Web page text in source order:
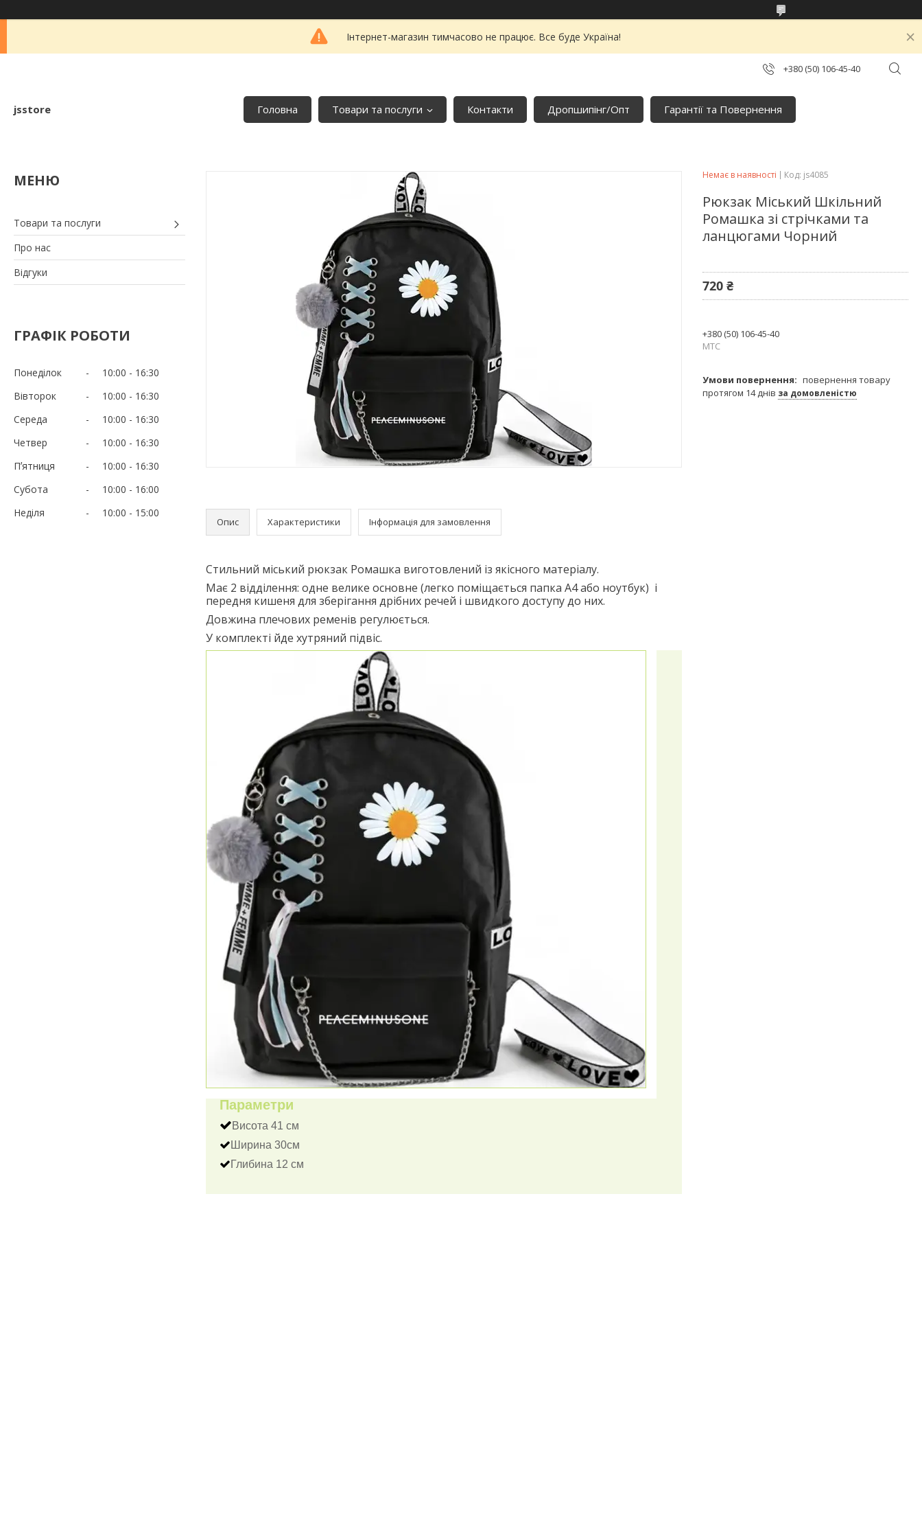
Інтернет-магазин тимчасово не працює. Все буде Україна!
+380 (50) 106-45-40
jsstore Головна Товари та послуги Контакти Дропшипінг/Опт Гарантії та Повернення
Товари та послуги
Про нас
Відгуки
ГРАФІК РОБОТИ
Понеділок 10:00
16:30
Вівторок
10:00
16:30
Середа
10:00
16:30
Четвер
10:00
16:30
Пʼятниця
10:00
16:30
Субота
10:00
16:00
Неділя
10:00 15:00
Опис Характеристики Інформація для замовлення
Стильний міський рюкзак Ромашка виготовлений із якісного матеріалу.
Має 2 відділення: одне велике основне (легко поміщається папка А4 або ноутбук) і
передня кишеня для зберігання дрібних речей і швидкого доступу до них.
Довжина плечових ременів регулюється.
У комплекті йде хутряний підвіс.
Параметри
Висота 41 см
Ширина 30см
Глибина 12 см
Немає в наявності Код: js4085
Рюкзак Міський Шкільний
Ромашка зі стрічками та
ланцюгами Чорний
720 ₴
+380 (50) 106-45-40
МТС
повернення товару
протягом 14 днів за домовленістю